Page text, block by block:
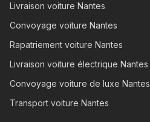
Livraison voiture Nantes
Convoyage voiture Nantes
Rapatriement voiture Nantes
Livraison voiture électrique Nantes
Convoyage voiture de luxe Nantes
Transport voiture Nantes